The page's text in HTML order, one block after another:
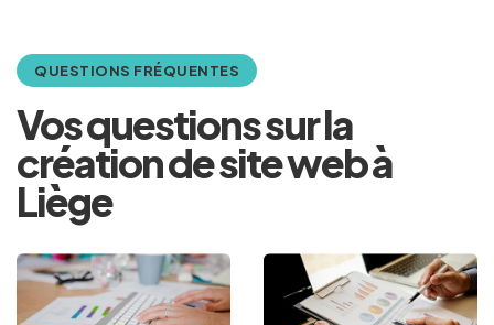
QUESTIONS FRÉQUENTES
Vos questions sur la
création de site web à
Liège